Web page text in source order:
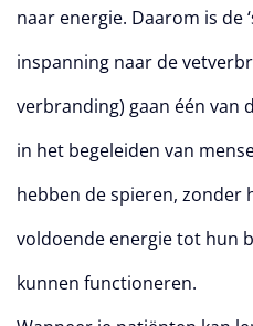
naar energie. Daarom is de
inspanning naar de
verbranding) gaan één van
in het begeleiden van
hebben de spieren, zonder
voldoende energie tot hun
kunnen functioneren.